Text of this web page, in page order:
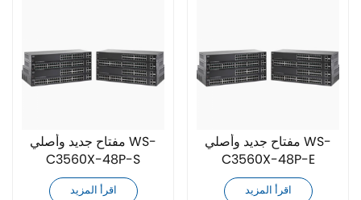
مفتاح جديد وأصلي WS-
C3560X-48P-S
اقرأ المزيد
مفتاح جديد وأصلي WS-
C3560X-48P-E
اقرأ المزيد